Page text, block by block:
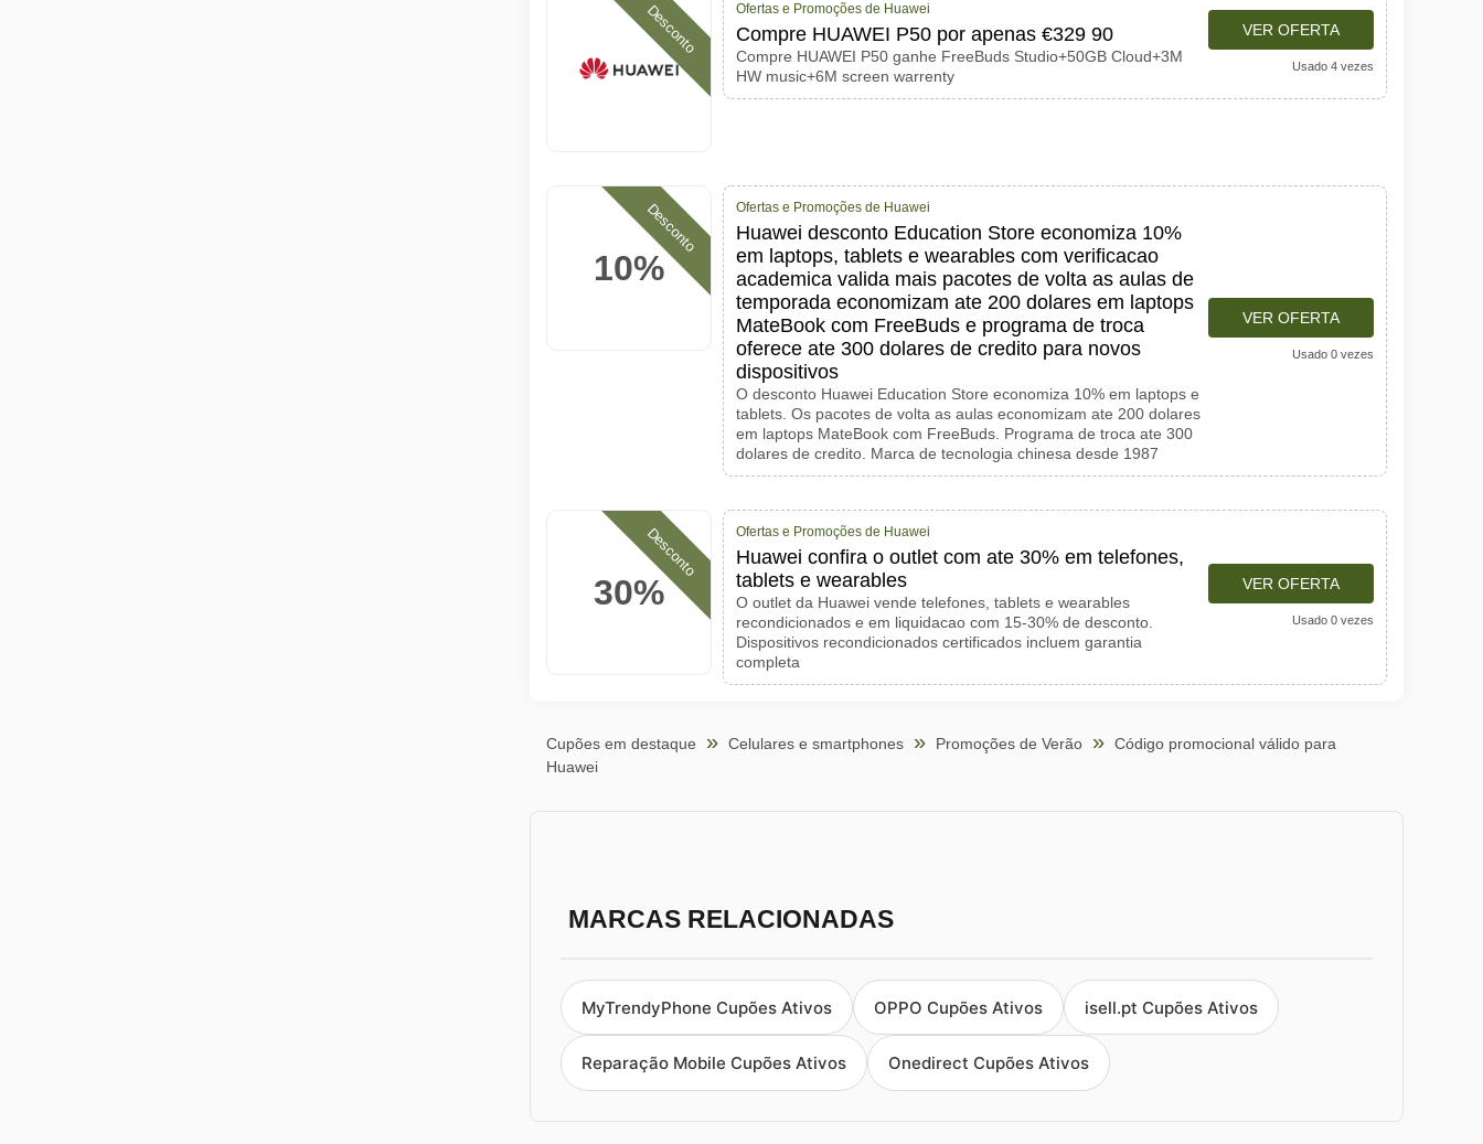
Desconto Ofertas e Promoções de Huawei
Compre HUAWEI P50 por apenas €329 90
Compre HUAWEI P50 ganhe FreeBuds Studio+50GB Cloud+3M
HW music+6M screen warrenty
VER OFERTA
Usado 4 vezes
10%
Desconto Ofertas e Promoções de Huawei
Huawei desconto Education Store economiza 10%
em laptops, tablets e wearables com verificacao
academica valida mais pacotes de volta as aulas de
temporada economizam ate 200 dolares em laptops
MateBook com FreeBuds e programa de troca
oferece ate 300 dolares de credito para novos
dispositivos
O desconto Huawei Education Store economiza 10% em laptops e
tablets. Os pacotes de volta as aulas economizam ate 200 dolares
em laptops MateBook com FreeBuds. Programa de troca ate 300
dolares de credito. Marca de tecnologia chinesa desde 1987
VER OFERTA
Usado 0 vezes
30%
Desconto Ofertas e Promoções de Huawei
Huawei confira o outlet com ate 30% em telefones,
tablets e wearables
O outlet da Huawei vende telefones, tablets e wearables
recondicionados e em liquidacao com 15-30% de desconto.
Dispositivos recondicionados certificados incluem garantia
completa
VER OFERTA
Usado 0 vezes
Cupões em destaque Celulares e smartphones Promoções de Verão
Código promocional válido para
Huawei
MARCAS RELACIONADAS
MyTrendyPhone Cupões Ativos OPPO Cupões Ativos isell.pt Cupões Ativos
Reparação Mobile Cupões Ativos Onedirect Cupões Ativos